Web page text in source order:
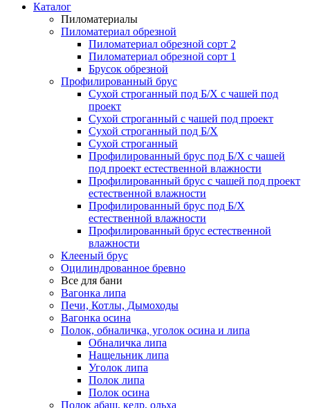
Каталог
Пиломатериалы
Пиломатериал обрезной
Пиломатериал обрезной сорт 2
Пиломатериал обрезной сорт 1
Брусок обрезной
Профилированный брус
Сухой строганный под Б/Х с чашей под
проект
Сухой строганный с чашей под проект
Сухой строганный под Б/Х
Сухой строганный
Профилированный брус под Б/Х с чашей
под проект естественной влажности
Профилированный брус с чашей под проект
естественной влажности
Профилированный брус под Б/Х
естественной влажности
Профилированный брус естественной
влажности
Клееный брус
Оцилиндрованное бревно
Все для бани
Вагонка липа
Печи, Котлы, Дымоходы
Вагонка осина
Полок, обналичка, уголок осина и липа
Обналичка липа
Нащельник липа
Уголок липа
Полок липа
Полок осина
Полок абаш, кедр, ольха